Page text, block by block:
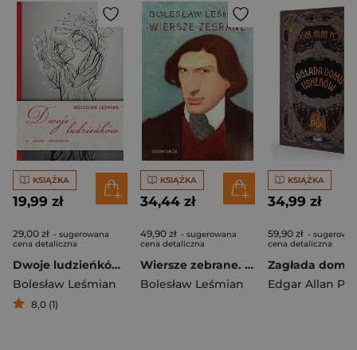
KSIĄŻKA
19,99 zł
29,00 zł - sugerowana
cena detaliczna
Dwoje ludzieńków i inne wiersze
Bolesław Leśmian
8,0 (1)
KSIĄŻKA
34,44 zł
49,90 zł - sugerowana
cena detaliczna
Wiersze zebrane. Bolesław Leśmian. Kanon poezji polskiej
Bolesław Leśmian
KSIĄŻKA
34,99 zł
59,90 zł -
cena detaliczna
Edgar Allan